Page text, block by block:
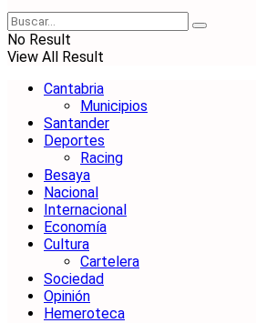
No Result
View All Result
Cantabria
Municipios
Santander
Deportes
Racing
Besaya
Nacional
Internacional
Economía
Cultura
Cartelera
Sociedad
Opinión
Hemeroteca